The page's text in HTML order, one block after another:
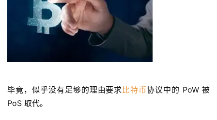
毕竟，似乎没有足够的理由要求 比特币协议中的 PoW 被
PoS 取代。